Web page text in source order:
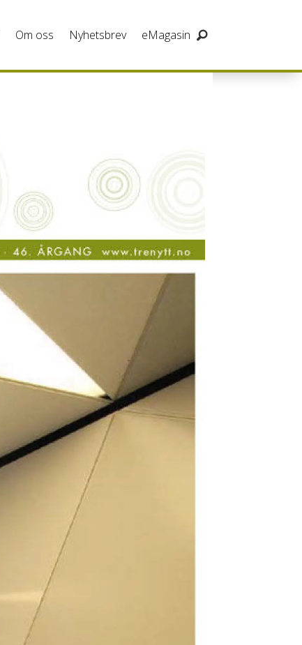
Om oss Nyhetsbrev eMagasin